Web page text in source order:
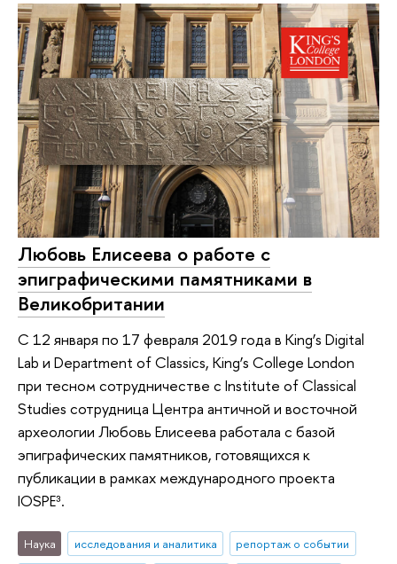
Любовь Елисеева о работе с
эпиграфическими памятниками в
Великобритании
С 12 января по 17 февраля 2019 года в King’s Digital
Lab и Department of Classics, King’s College London
при тесном сотрудничестве с Institute of Classical
Studies сотрудница Центра античной и восточной
археологии Любовь Елисеева работала с базой
эпиграфических памятников, готовящихся к
публикации в рамках международного проекта
IOSPE³.
Наука исследования и аналитика
репортаж о событии